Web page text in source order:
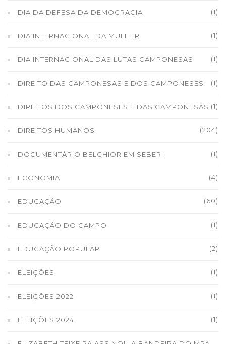
DIA DA DEFESA DA DEMOCRACIA (1)
DIA INTERNACIONAL DA MULHER (1)
DIA INTERNACIONAL DAS LUTAS CAMPONESAS (1)
DIREITO DAS CAMPONESAS E DOS CAMPONESES (1)
DIREITOS DOS CAMPONESES E DAS CAMPONESAS (1)
DIREITOS HUMANOS (204)
DOCUMENTÁRIO BELCHIOR EM SEBERI (1)
ECONOMIA (4)
EDUCAÇÃO (60)
EDUCAÇÃO DO CAMPO (1)
EDUCAÇÃO POPULAR (2)
ELEIÇÕES (1)
ELEIÇÕES 2022 (1)
ELEIÇÕES 2024 (1)